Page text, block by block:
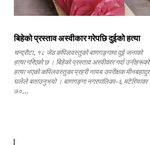
बिहेको प्रस्ताव अस्वीकार गरेपछि दुईको हत्या
चन्द्रौटा, १८ जेठ कपिलवस्तुको बाणगङ्गामा दुई जनाको
हत्या गरिएको छ । बिहेको प्रस्ताव अस्वीकार गर्दा उनीहरूको
हत्या भएको कपिलवस्तुका प्रहरी नायब उपरीक्षक मीनबहादुर
घलेले बताउनुभयो । बाणगङ्गा नगरपालिका–६ मटेरियाका
७०...